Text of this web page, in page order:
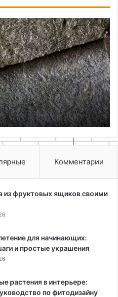
Комментарии
из фруктовых ящиков своими
для начинающих:
и простые украшения
растения в интерьере:
по фитодизайну